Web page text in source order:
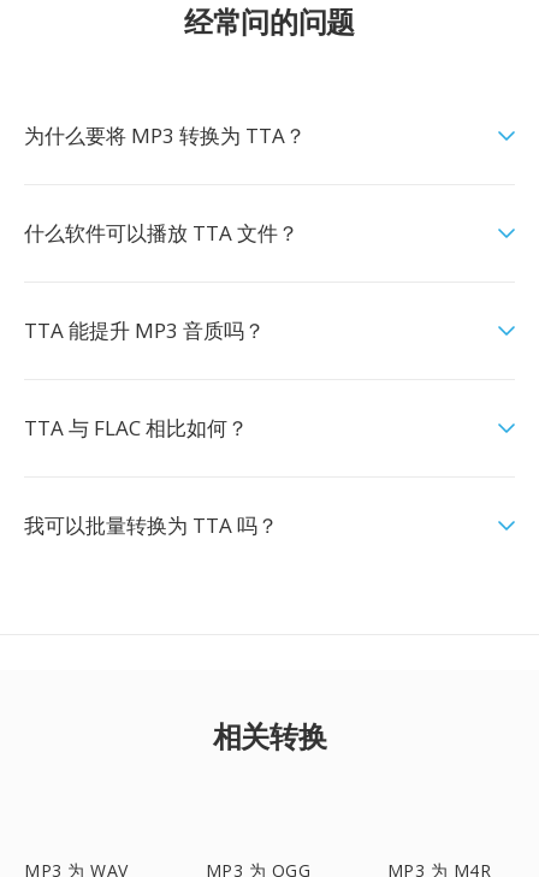
经常问的问题
为什么要将 MP3 转换为 TTA？
什么软件可以播放 TTA 文件？
TTA 能提升 MP3 音质吗？
TTA 与 FLAC 相比如何？
我可以批量转换为 TTA 吗？
相关转换
MP3 为 WAV MP3 为 OGG MP3 为 M4R